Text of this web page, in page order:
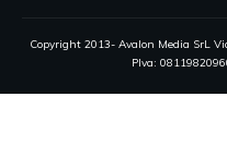
Copyright 2013- Avalon Media SrL
PIva: